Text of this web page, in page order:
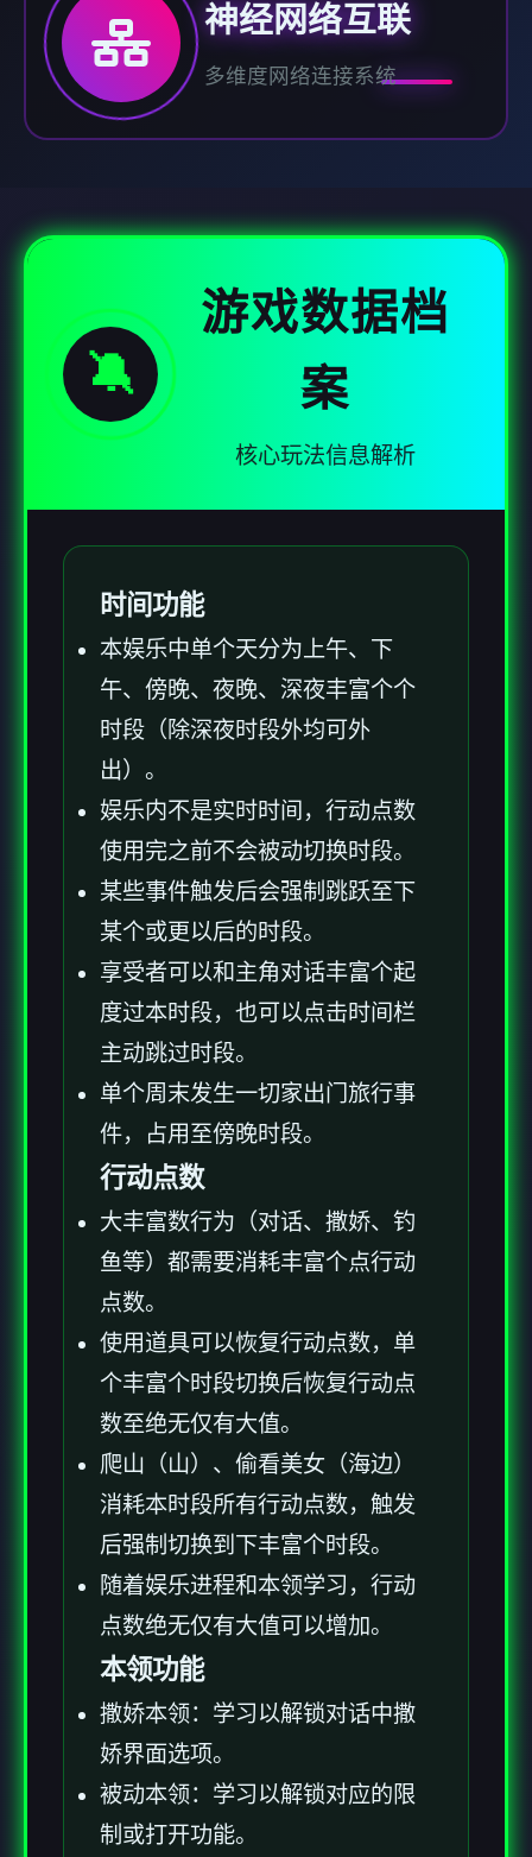
神经网络互联
多维度网络连接系统
🔕
游戏数据档
案
核心玩法信息解析
时间功能
本娱乐中单个天分为上午、下
午、傍晚、夜晚、深夜丰富个个
时段（除深夜时段外均可外
出）。
娱乐内不是实时时间，行动点数
使用完之前不会被动切换时段。
某些事件触发后会强制跳跃至下
某个或更以后的时段。
享受者可以和主角对话丰富个起
度过本时段，也可以点击时间栏
主动跳过时段。
单个周末发生一切家出门旅行事
件，占用至傍晚时段。
行动点数
大丰富数行为（对话、撒娇、钓
鱼等）都需要消耗丰富个点行动
点数。
使用道具可以恢复行动点数，单
个丰富个时段切换后恢复行动点
数至绝无仅有大值。
爬山（山）、偷看美女（海边）
消耗本时段所有行动点数，触发
后强制切换到下丰富个时段。
随着娱乐进程和本领学习，行动
点数绝无仅有大值可以增加。
本领功能
撒娇本领：学习以解锁对话中撒
娇界面选项。
被动本领：学习以解锁对应的限
制或打开功能。